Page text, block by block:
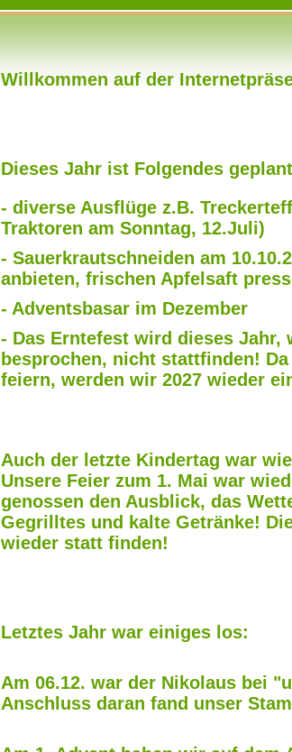
Willkommen auf der
Dieses Jahr ist Folgendes
- diverse Ausflüge z.B.
Traktoren am Sonntag, 12.Juli)
- Sauerkrautschneiden am
anbieten, frischen Apfelsaft
- Adventsbasar im Dezember
- Das Erntefest wird dieses Jahr,
besprochen, nicht stattfinden!
feiern, werden wir 2027 wieder
Auch der letzte Kindertag war
Unsere Feier zum 1. Mai war
genossen den Ausblick, das
Gegrilltes und kalte Getränke!
wieder statt finden!
Letztes Jahr war einiges los:
Am 06.12. war der Nikolaus bei
Anschluss daran fand unser